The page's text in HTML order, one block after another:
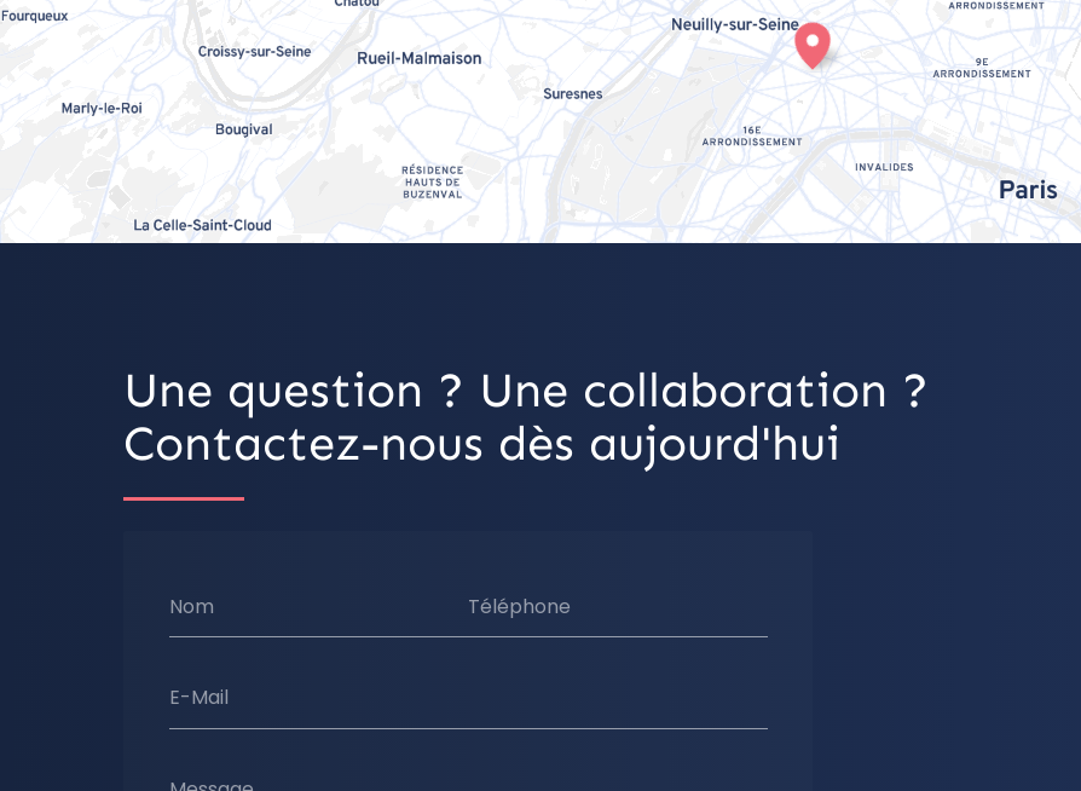
Une question ? Une collaboration ?
Contactez-nous dès aujourd'hui
Nom Téléphone
E-Mail